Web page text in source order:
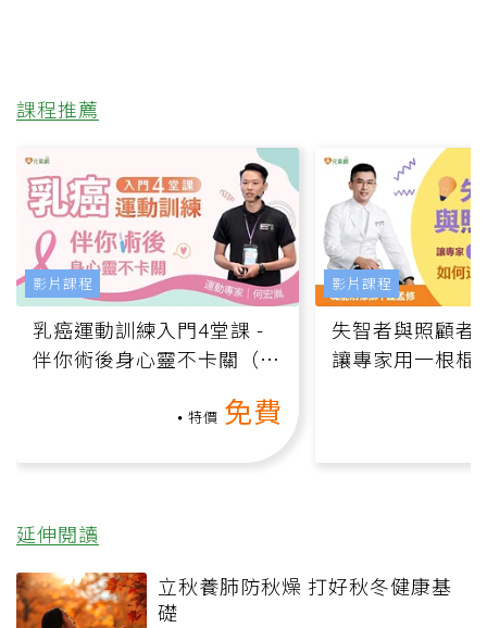
課程推薦
乳癌運動訓練入門4堂課 -
伴你術後身心靈不卡關（線
特價 免費
影片課程
失智者與照顧者
讓專家用一根棍
影片課程
延伸閱讀
立秋養肺防秋燥 打好秋冬健康基
礎